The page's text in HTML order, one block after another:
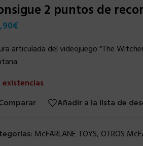
2 puntos de
€
articulada del videojuego “The
existencias
Añadir a la lista de
McFARLANE TOYS, OTROS